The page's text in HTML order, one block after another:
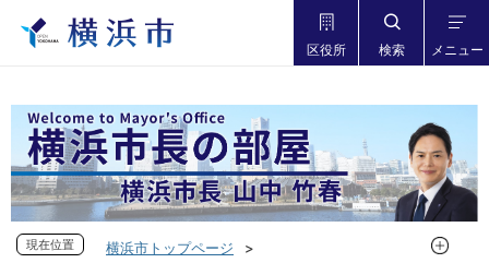
区役所 検索 メニュー
現在位置
横浜市トップページ
現在位